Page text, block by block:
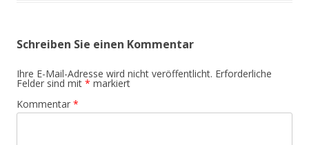
Schreiben Sie einen Kommentar
Ihre E-Mail-Adresse wird nicht veröffentlicht. Erforderliche
Felder sind mit * markiert
Kommentar *